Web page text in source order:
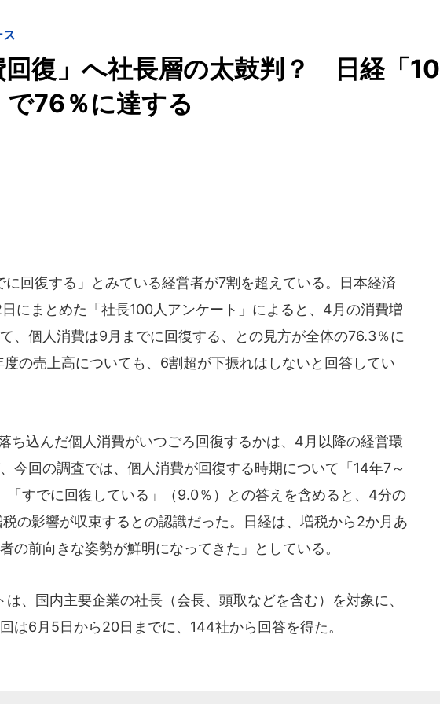
回復」へ社長層の太鼓判？ 日経「10
76％に達する
回復する」とみている経営者が7割を超えている。日本経済
にまとめた「社長100人アンケート」によると、4月の消費増
、個人消費は9月までに回復する、との見方が全体の76.3％に
の売上高についても、6割超が下振れはしないと回答してい
ち込んだ個人消費がいつごろ回復するかは、4月以降の経営環
今回の調査では、個人消費が回復する時期について「14年7～
「すでに回復している」（9.0％）との答えを含めると、4分の
の影響が収束するとの認識だった。日経は、増税から2か月あ
の前向きな姿勢が鮮明になってきた」としている。
、国内主要企業の社長（会長、頭取などを含む）を対象に、
は6月5日から20日までに、144社から回答を得た。